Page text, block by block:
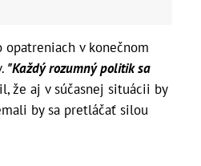
opatreniach v konečnom
"Každý rozumný politik sa
že aj v súčasnej situácii by
by sa pretláčať silou